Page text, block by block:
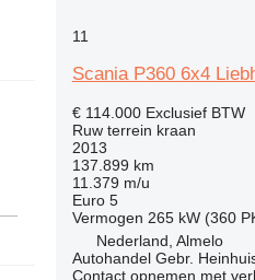
11
Scania P360 6x4
€ 114.000 Exclusief BTW
Ruw terrein kraan
2013
137.899 km
11.379 m/u
Euro 5
Vermogen 265 kW (360
Nederland, Almelo
Autohandel Gebr.
Contact opnemen met